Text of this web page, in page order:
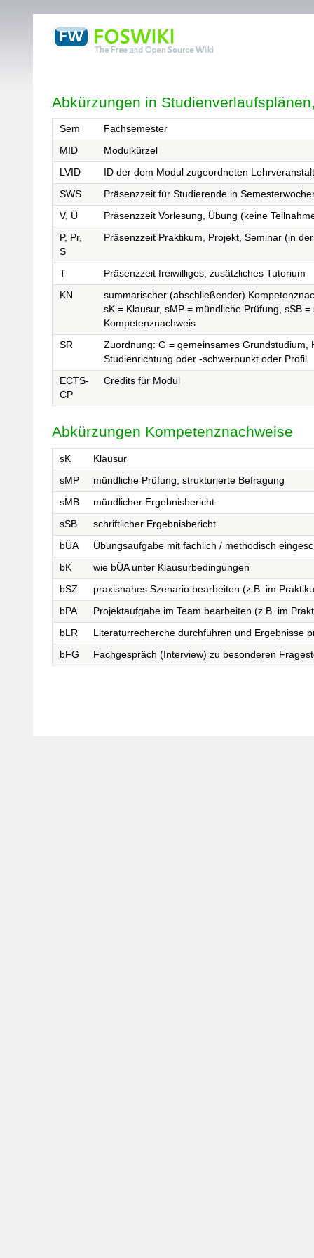
Abkürzungen in
Sem Fachsemester
MID Modulkürzel
LVID ID der dem Modul zugeordneten
SWS Präsenzzeit für Studierende in
V, Ü Präsenzzeit Vorlesung, Übung (keine
P, Pr,
S
Präsenzzeit Praktikum, Projekt, Seminar (in
T Präsenzzeit freiwilliges, zusätzliches Tutorium
KN
summarischer (abschließender)
sK = Klausur, sMP = mündliche Prüfung, sSB
Kompetenznachweis
SR
Zuordnung: G = gemeinsames
Studienrichtung oder -schwerpunkt oder Profil
ECTS-
CP
Credits für Modul
Abkürzungen Kompetenznachweise
sK Klausur
sMP mündliche Prüfung, strukturierte Befragung
sMB mündlicher Ergebnisbericht
sSB schriftlicher Ergebnisbericht
bÜA Übungsaufgabe mit fachlich / methodisch
bK wie bÜA unter Klausurbedingungen
bSZ praxisnahes Szenario bearbeiten (z.B. im
bPA Projektaufgabe im Team bearbeiten (z.B. im
bLR Literaturrecherche durchführen und Ergebnisse
bFG Fachgespräch (Interview) zu besonderen